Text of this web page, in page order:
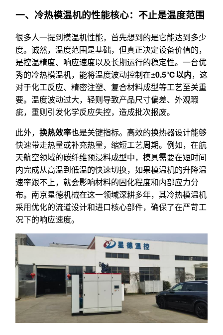
一、冷热模温机的性能核心：不止是温度范围
很多人一提到模温机性能，首先想到的是它能达到多少
度。诚然，温度范围是基础，但真正决定设备价值的，
是控温精度、响应速度以及长期运行的稳定性。一台优
秀的冷热模温机，能将温度波动控制在±0.5℃以内，这
对于化工反应、精密注塑、复合材料成型等工艺至关重
要。温度波动过大，轻则导致产品尺寸偏差、外观瑕
疵，重则引发化学反应失控，造成批次报废。
此外， 换热效率也是关键指标。高效的换热器设计能够
快速带走热量或补充热量，缩短工艺周期。例如，在航
天航空领域的碳纤维预浸料成型中，模具需要在短时间
内完成从高温到低温的快速切换，如果模温机的升降温
速率跟不上，就会影响材料的固化程度和内部应力分
布。南京星德机械在这一领域深耕多年，其冷热模温机
采用优化的流道设计和进口核心部件，确保了在严苛工
况下的响应速度。